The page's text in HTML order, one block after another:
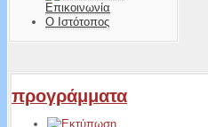
Επικοινωνία
Ο Ιστότοπος
προγράμματα